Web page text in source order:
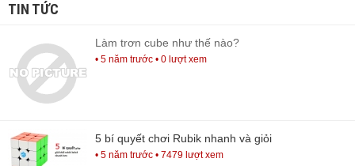
TIN TỨC
Làm trơn cube như thế nào?
• 5 năm trước • 0 lượt xem
5 bí quyết chơi Rubik nhanh và giỏi
• 5 năm trước • 7479 lượt xem